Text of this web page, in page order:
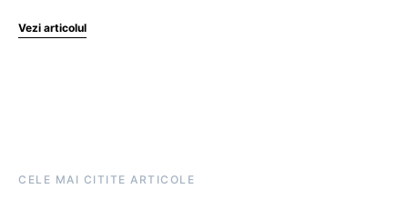
Vezi articolul
CELE MAI CITITE ARTICOLE